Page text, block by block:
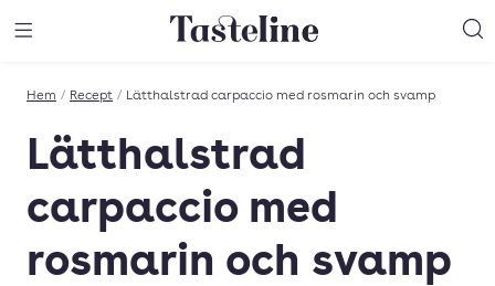
Till Tastelines startsida
Hem / Recept / Lätthalstrad carpaccio med rosmarin och svamp
Lätthalstrad
carpaccio med
rosmarin och svamp